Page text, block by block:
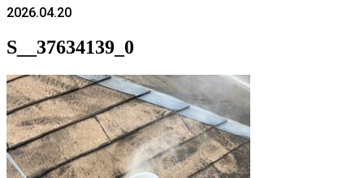
2026.04.20
S__37634139_0